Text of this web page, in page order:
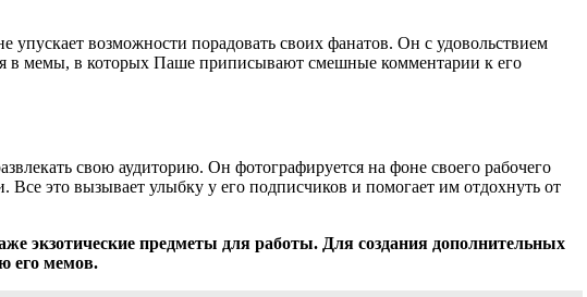
возможности порадовать своих фанатов. Он с удовольствием
в мемы, в которых Паше приписывают смешные комментарии к его
свою аудиторию. Он фотографируется на фоне своего рабочего
это вызывает улыбку у его подписчиков и помогает им отдохнуть от
экзотические предметы для работы. Для создания дополнительных
его мемов.